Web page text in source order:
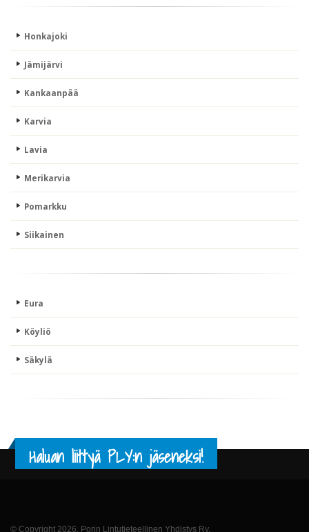
Honkajoki
Jämijärvi
Kankaanpää
Karvia
Lavia
Merikarvia
Pomarkku
Siikainen
Eura
Köyliö
Säkylä
Haluan liittyä PLY:n jäseneksi!
© Copyright 2026. Porin Lintutieteellinen Yhdistys Ry.